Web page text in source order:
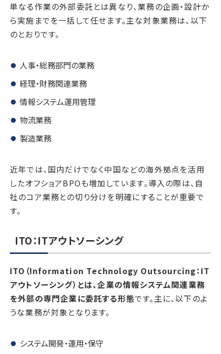
単なる作業の外部委託とは異なり、業務の企画・設計か
ら実施までを一括して任せます。主な対象業務は、以下
のとおりです。
人事・総務部門の業務
経理・財務関連業務
情報システム運用管理
物流業務
製造業務
近年では、国内だけでなく中国などの海外拠点を活用
したオフショアBPOも増加しています。導入の際は、自
社のコア業務との切り分けを明確にすることが重要で
す。
ITO：ITアウトソーシング
ITO（Information Technology Outsourcing：IT
アウトソーシング）とは、企業の情報システム関連業務
を外部の専門企業に委託する形態です。主に、以下のよ
うな業務が対象となります。
システム開発・運用・保守